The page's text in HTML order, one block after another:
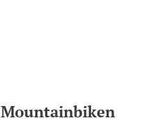
Mountainbiken